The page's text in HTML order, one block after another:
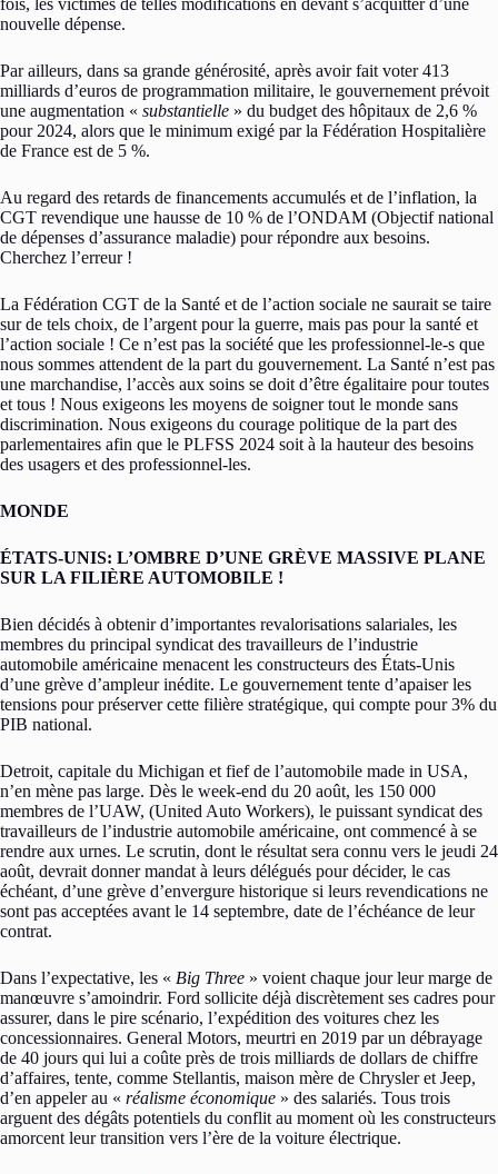
fois, les victimes de telles modifications en devant s’acquitter d’une
nouvelle dépense.
Par ailleurs, dans sa grande générosité, après avoir fait voter 413
milliards d’euros de programmation militaire, le gouvernement prévoit
une augmentation « substantielle » du budget des hôpitaux de 2,6 %
pour 2024, alors que le minimum exigé par la Fédération Hospitalière
de France est de 5 %.
Au regard des retards de financements accumulés et de l’inflation, la
CGT revendique une hausse de 10 % de l’ONDAM (Objectif national
de dépenses d’assurance maladie) pour répondre aux besoins.
Cherchez l’erreur !
La Fédération CGT de la Santé et de l’action sociale ne saurait se taire
sur de tels choix, de l’argent pour la guerre, mais pas pour la santé et
l’action sociale ! Ce n’est pas la société que les professionnel-le-s que
nous sommes attendent de la part du gouvernement. La Santé n’est pas
une marchandise, l’accès aux soins se doit d’être égalitaire pour toutes
et tous ! Nous exigeons les moyens de soigner tout le monde sans
discrimination. Nous exigeons du courage politique de la part des
parlementaires afin que le PLFSS 2024 soit à la hauteur des besoins
des usagers et des professionnel-les.
MONDE
ÉTATS-UNIS: L’OMBRE D’UNE GRÈVE MASSIVE PLANE
SUR LA FILIÈRE AUTOMOBILE !
Bien décidés à obtenir d’importantes revalorisations salariales, les
membres du principal syndicat des travailleurs de l’industrie
automobile américaine menacent les constructeurs des États-Unis
d’une grève d’ampleur inédite. Le gouvernement tente d’apaiser les
tensions pour préserver cette filière stratégique, qui compte pour 3% du
PIB national.
Detroit, capitale du Michigan et fief de l’automobile made in USA,
n’en mène pas large. Dès le week-end du 20 août, les 150 000
membres de l’UAW, (United Auto Workers), le puissant syndicat des
travailleurs de l’industrie automobile américaine, ont commencé à se
rendre aux urnes. Le scrutin, dont le résultat sera connu vers le jeudi 24
août, devrait donner mandat à leurs délégués pour décider, le cas
échéant, d’une grève d’envergure historique si leurs revendications ne
sont pas acceptées avant le 14 septembre, date de l’échéance de leur
contrat.
Dans l’expectative, les « Big Three » voient chaque jour leur marge de
manœuvre s’amoindrir. Ford sollicite déjà discrètement ses cadres pour
assurer, dans le pire scénario, l’expédition des voitures chez les
concessionnaires. General Motors, meurtri en 2019 par un débrayage
de 40 jours qui lui a coûte près de trois milliards de dollars de chiffre
d’affaires, tente, comme Stellantis, maison mère de Chrysler et Jeep,
d’en appeler au « réalisme économique » des salariés. Tous trois
arguent des dégâts potentiels du conflit au moment où les constructeurs
amorcent leur transition vers l’ère de la voiture électrique.